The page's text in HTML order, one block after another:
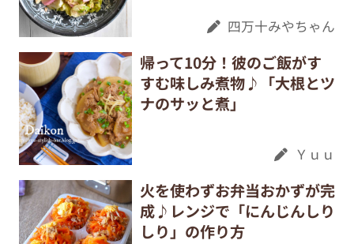
四万十みやちゃん
帰って10分！彼のご飯がす
すむ味しみ煮物♪「大根とツ
ナのサッと煮」
Ｙｕｕ
火を使わずお弁当おかずが完
成♪レンジで「にんじんしり
しり」の作り方